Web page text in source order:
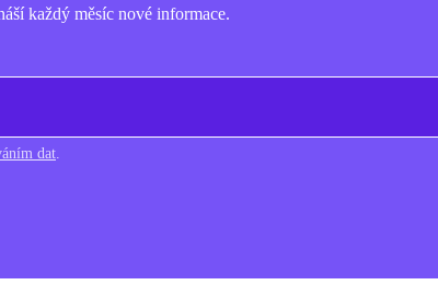
každý měsíc nové informace.
dat.